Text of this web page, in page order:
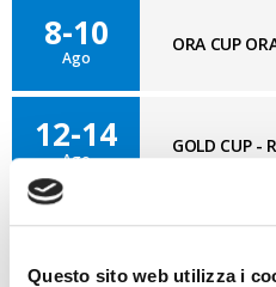
Questo sito web utilizza i
8-10
Ago
ORA CUP
12-14
Ago
GOLD CUP -
27-1
MARINA DI